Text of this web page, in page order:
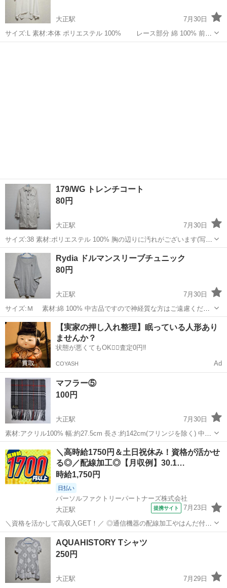
大正駅
7月30日
サイズ:L 素材:本体 ポリエステル 100% レース部分 綿 100% 前面
にシミがございます(写真５枚目) 中古品ですので神経質な方はご遠慮
179/WG トレンチコート
80円
大正駅
7月30日
サイズ:38 素材:ポリエステル 100% 胸の辺りに汚れがございます(写真
５枚目) 中古品ですので神経質な方はご遠慮くださいませ
大阪 大阪市 大正駅 服/ファッション トレンチコート
Rydia ドルマンスリーブチュニック
80円
大正駅
7月30日
サイズ:Ｍ 素材:綿 100% 中古品ですので神経質な方はご遠慮くださ
いませ
大阪 大阪市 大正駅 服/ファッション
【実家の押し入れ整理】眠っている人形あり
ませんか？
状態が悪くてもOK🙆‍♀️査定0円‼️
COYASH Ad
マフラー⑤
100円
大正駅
7月30日
素材:アクリル100% 幅:約27.5cm 長さ:約142cm(フリンジを除く) 中古
品ですので神経質な方はご遠慮くださいませ
大正駅 小物 アクリル
＼高時給1750円＆土日祝休み！資格が活かせ
る◎／配線加工◎【月収例】30.1…
時給1,750円
日払い
パーソルファクトリーパートナーズ株式会社
大正駅
提携サイト 7月23日
＼資格を活かして高収入GET！／ ◎通信機器の配線加工やはんだ付け
など、専門性を活かせるお仕事です。 ◎重量物の取り扱いはありませ
ん。身体への負担が少ない作業環境です。 ◎電気工事士の資格を活か
せる！サポート体制が整っており...
大阪 大阪市
AQUAHISTORY Tシャツ
250円
大正駅
7月29日